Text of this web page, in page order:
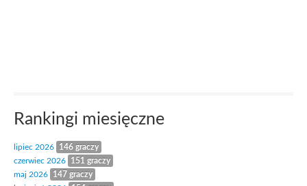
Rankingi miesięczne
lipiec 2026
146 graczy
czerwiec 2026
151 graczy
maj 2026
147 graczy